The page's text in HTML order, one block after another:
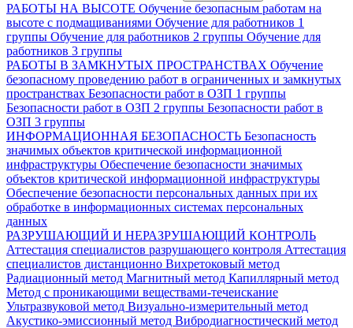
РАБОТЫ НА ВЫСОТЕ Обучение безопасным работам на
высоте с подмащиваниями Обучение для работников 1
группы Обучение для работников 2 группы Обучение для
работников 3 группы
РАБОТЫ В ЗАМКНУТЫХ ПРОСТРАНСТВАХ Обучение
безопасному проведению работ в ограниченных и замкнутых
пространствах Безопасности работ в ОЗП 1 группы
Безопасности работ в ОЗП 2 группы Безопасности работ в
ОЗП 3 группы
ИНФОРМАЦИОННАЯ БЕЗОПАСНОСТЬ Безопасность
значимых объектов критической информационной
инфраструктуры Обеспечение безопасности значимых
объектов критической информационной инфраструктуры
Обеспечение безопасности персональных данных при их
обработке в информационных системах персональных
данных
РАЗРУШАЮЩИЙ И НЕРАЗРУШАЮЩИЙ КОНТРОЛЬ
Аттестация специалистов разрушающего контроля Аттестация
специалистов дистанционно Вихретоковый метод
Радиационный метод Магнитный метод Капиллярный метод
Метод с проникающими веществами-течеискание
Ультразвуковой метод Визуально-измерительный метод
Акустико-эмиссионный метод Вибродиагностический метод